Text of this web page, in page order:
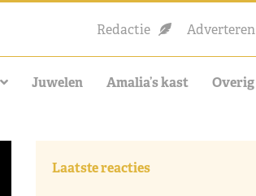
Redactie Adverteren
Juwelen Amalia’s kast Overig
Laatste reacties